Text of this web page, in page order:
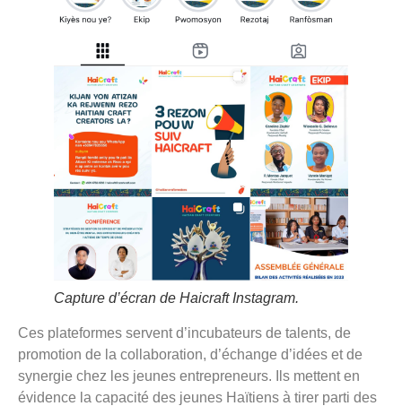
Capture d’écran de Haicraft Instagram.
Ces plateformes servent d’incubateurs de talents, de
promotion de la collaboration, d’échange d’idées et de
synergie chez les jeunes entrepreneurs. Ils mettent en
évidence la capacité des jeunes Haïtiens à tirer parti des